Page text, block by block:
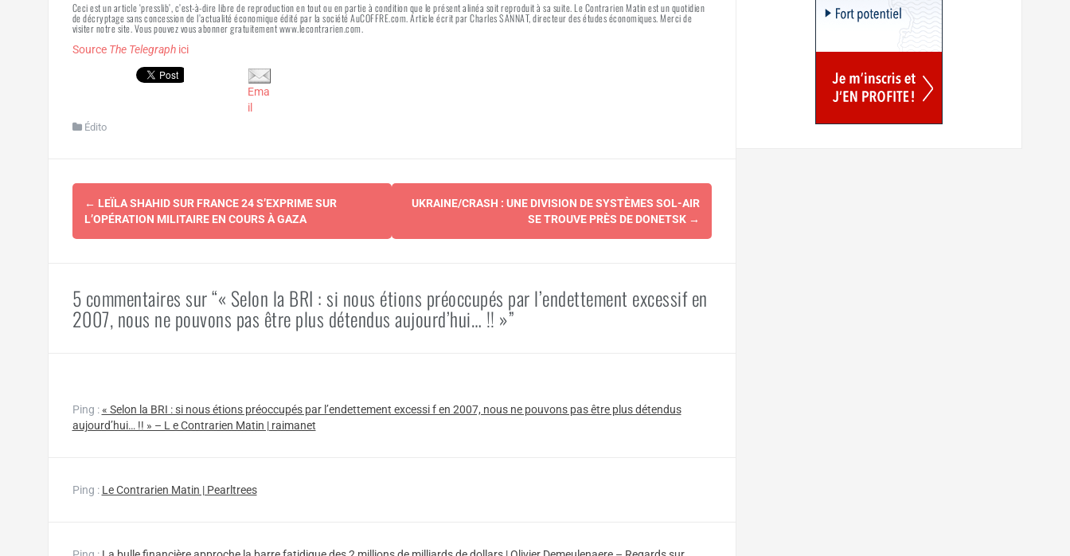
Ceci est un article ‘presslib’, c’est-à-dire libre de reproduction en tout ou en partie à condition que le présent alinéa soit reproduit à sa suite. Le Contrarien Matin est un quotidien
de décryptage sans concession de l’actualité économique édité par la société AuCOFFRE.com. Article écrit par Charles SANNAT, directeur des études économiques. Merci de
visiter notre site. Vous pouvez vous abonner gratuitement www.lecontrarien.com.
Source The Telegraphici
Ema
il
Édito
Navigation
d'article
← LEÏLA SHAHID SUR FRANCE 24 S’EXPRIME SUR
L’OPÉRATION MILITAIRE EN COURS À GAZA
UKRAINE/CRASH : UNE DIVISION DE SYSTÈMES SOL-AIR
SE TROUVE PRÈS DE DONETSK →
5 commentaires sur “« Selon la BRI : si nous étions préoccupés par l’endettement excessif en
2007, nous ne pouvons pas être plus détendus aujourd’hui… !! »”
Ping :« Selon la BRI : si nous étions préoccupés par l’endettement excessi f en 2007, nous ne pouvons pas être plus détendus
aujourd’hui… !! » – L e Contrarien Matin | raimanet
Ping : Le Contrarien Matin | Pearltrees